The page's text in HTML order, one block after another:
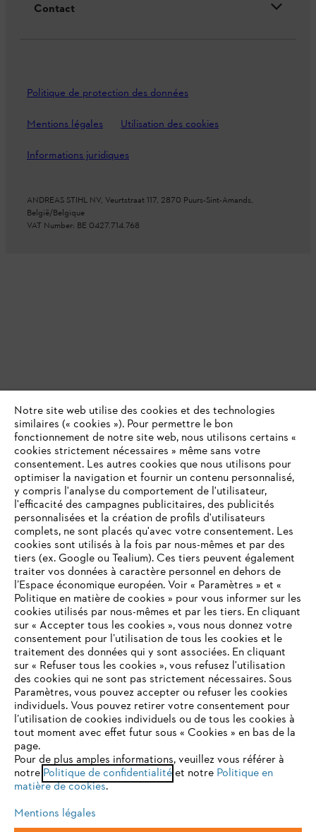
Contact
Politique de protection des données
Mentions légales Utilisation des cookies
Informations juridiques
ANDREAS STIHL NV, Veurtstraat 117, 2870 Puurs-Sint-Amands,
België/Belgique
VAT Number: BE 0427.714.768
VOTRE NAVIGATEUR INTERNET
N'EST PLUS PRIS EN CHARGE
Vous utilisez un navigateur Internet que nous ne prenons plus
en charge, et certaines fonctionnalités de notre site ne
peuvent fonctionner correctement. Pour une utilisation
optimale de notre site, nous vous recommandons de passer à
l'un des navigateurs suivants :
Notre site web utilise des cookies et des technologies
similaires (« cookies »). Pour permettre le bon
fonctionnement de notre site web, nous utilisons certains «
cookies strictement nécessaires » même sans votre
consentement. Les autres cookies que nous utilisons pour
optimiser la navigation et fournir un contenu personnalisé,
y compris l'analyse du comportement de l'utilisateur,
l'efficacité des campagnes publicitaires, des publicités
personnalisées et la création de profils d'utilisateurs
complets, ne sont placés qu'avec votre consentement. Les
cookies sont utilisés à la fois par nous-mêmes et par des
tiers (ex. Google ou Tealium). Ces tiers peuvent également
traiter vos données à caractère personnel en dehors de
l’Espace économique européen. Voir « Paramètres » et «
Politique en matière de cookies » pour vous informer sur les
cookies utilisés par nous-mêmes et par les tiers. En cliquant
sur « Accepter tous les cookies », vous nous donnez votre
consentement pour l’utilisation de tous les cookies et le
traitement des données qui y sont associées. En cliquant
sur « Refuser tous les cookies », vous refusez l'utilisation
des cookies qui ne sont pas strictement nécessaires. Sous
Paramètres, vous pouvez accepter ou refuser les cookies
individuels. Vous pouvez retirer votre consentement pour
l’utilisation de cookies individuels ou de tous les cookies à
tout moment avec effet futur sous « Cookies » en bas de la
page.
Pour de plus amples informations, veuillez vous référer à
notre Politique de confidentialitéet notre Politique en
matière de cookies.
Mentions légales